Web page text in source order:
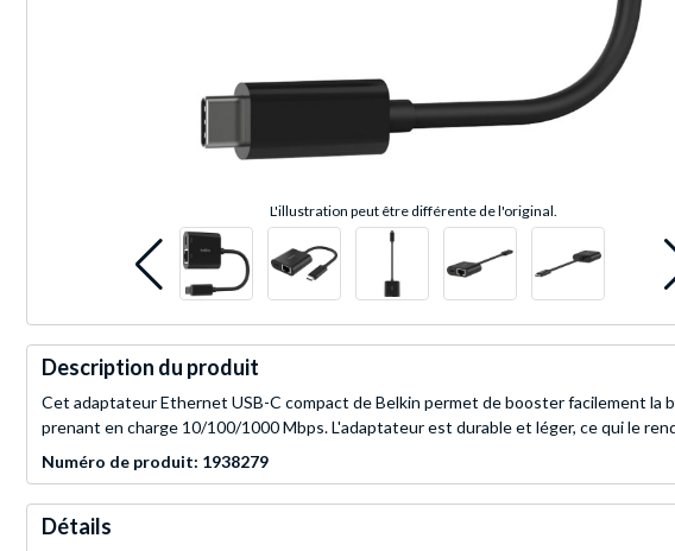
L'illustration peut être différente de l'original.
Description du produit
Cet adaptateur Ethernet USB-C compact de Belkin permet de booster facilement
prenant en charge 10/100/1000 Mbps. L'adaptateur est durable et léger, ce qui le
Numéro de produit: 1938279
Détails